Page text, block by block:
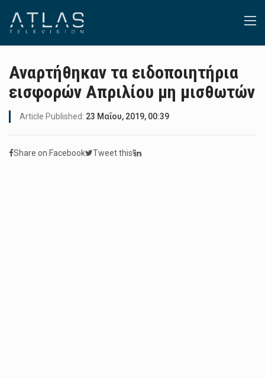
Αναρτήθηκαν τα ειδοποιητήρια
εισφορών Απριλίου μη μισθωτών
Article Published: 23 Μαΐου, 2019, 00:39
Share on Facebook Tweet this!